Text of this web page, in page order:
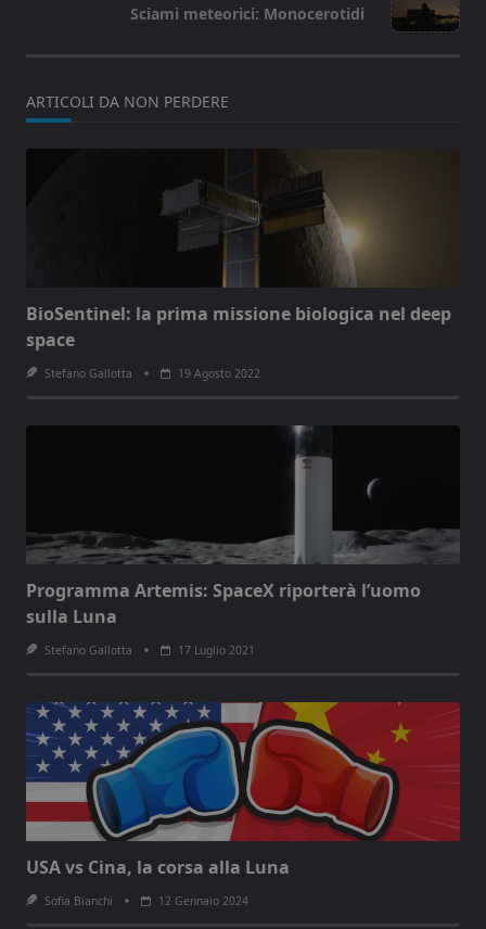
Sciami meteorici: Monocerotidi
ARTICOLI DA NON PERDERE
BioSentinel: la prima missione biologica nel deep
space
Stefano Gallotta 19 Agosto 2022
Programma Artemis: SpaceX riporterà l’uomo
sulla Luna
Stefano Gallotta 17 Luglio 2021
USA vs Cina, la corsa alla Luna
Sofia Bianchi 12 Gennaio 2024